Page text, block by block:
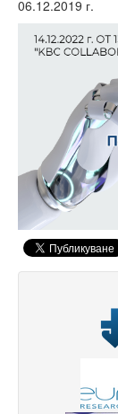
Колеж в
Отдели и
Ресурси
Спортен
Почивни
Безжичен
06.12.2019 г.